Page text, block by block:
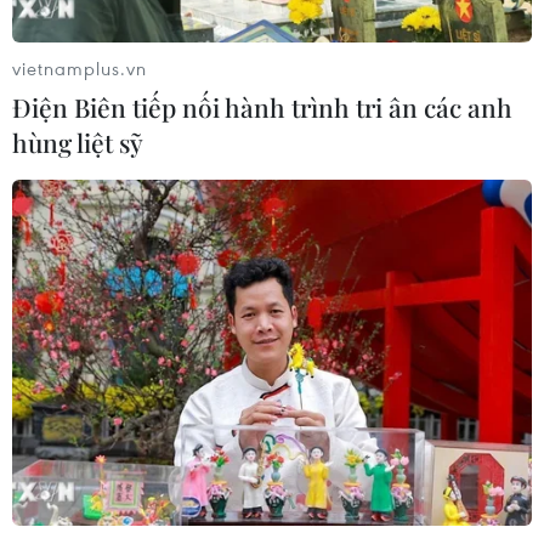
Bất cập việc ngừng giao
khoán quản lý, bảo vệ rừng
ở Nam Cát Tiên
06/08/2026 09:45
Bão Dolphin hướng vào
miền Đông Trung Quốc,
cảnh báo mưa lớn trên
diện rộng
06/08/2026 08:36
vietnamplus.vn
Điện Biên tiếp nối hành trình tri ân các anh
hùng liệt sỹ